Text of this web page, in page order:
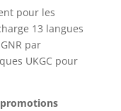
pour les
13 langues
par
UKGC pour
promotions